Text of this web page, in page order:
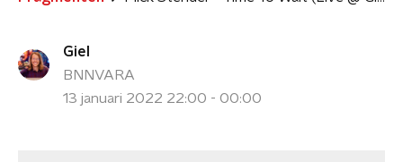
Giel
BNNVARA
13 januari 2022 22:00 - 00:00